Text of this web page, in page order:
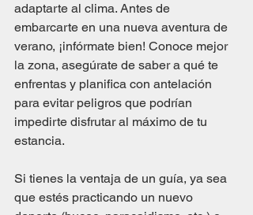
adaptarte al clima. Antes de
embarcarte en una nueva aventura de
verano, ¡infórmate bien! Conoce mejor
la zona, asegúrate de saber a qué te
enfrentas y planifica con antelación
para evitar peligros que podrían
impedirte disfrutar al máximo de tu
estancia.
Si tienes la ventaja de un guía, ya sea
que estés practicando un nuevo